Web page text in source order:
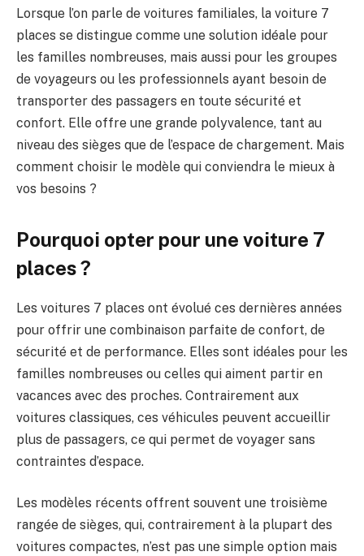
Lorsque l’on parle de voitures familiales, la voiture 7
places se distingue comme une solution idéale pour
les familles nombreuses, mais aussi pour les groupes
de voyageurs ou les professionnels ayant besoin de
transporter des passagers en toute sécurité et
confort. Elle offre une grande polyvalence, tant au
niveau des sièges que de l’espace de chargement. Mais
comment choisir le modèle qui conviendra le mieux à
vos besoins ?
Pourquoi opter pour une voiture 7
places ?
Les voitures 7 places ont évolué ces dernières années
pour offrir une combinaison parfaite de confort, de
sécurité et de performance. Elles sont idéales pour les
familles nombreuses ou celles qui aiment partir en
vacances avec des proches. Contrairement aux
voitures classiques, ces véhicules peuvent accueillir
plus de passagers, ce qui permet de voyager sans
contraintes d’espace.
Les modèles récents offrent souvent une troisième
rangée de sièges, qui, contrairement à la plupart des
voitures compactes, n’est pas une simple option mais